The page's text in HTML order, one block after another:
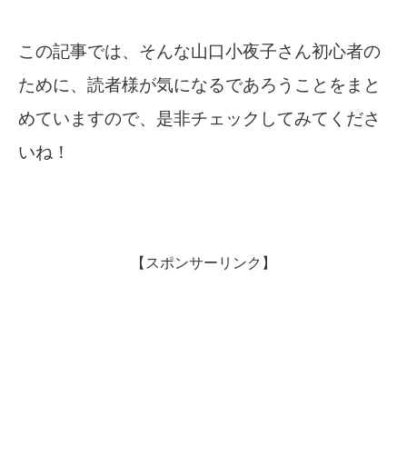
この記事では、そんな山口小夜子さん初心者の
ために、読者様が気になるであろうことをまと
めていますので、是非チェックしてみてくださ
いね！
【スポンサーリンク】